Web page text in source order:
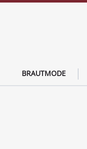
BRAUTMODE